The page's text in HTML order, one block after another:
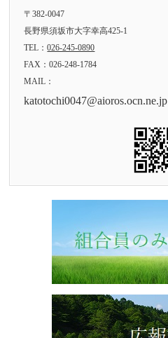
〒382-0047
長野県須坂市大字幸高425-1
TEL：026-245-0890
FAX：026-248-1784
MAIL：
katotochi0047@aioros.ocn.ne.jp